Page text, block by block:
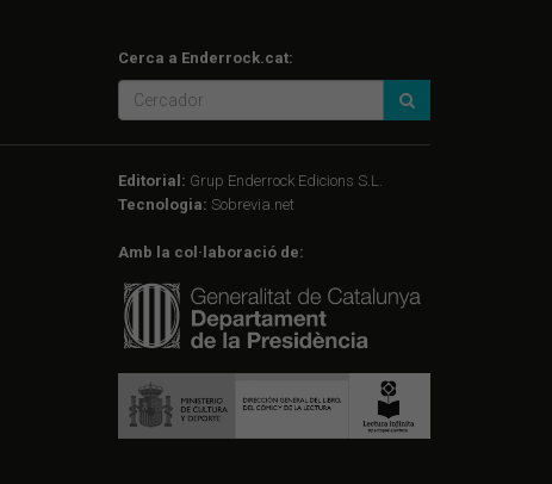
Cerca a Enderrock.cat:
Editorial: Grup Enderrock Edicions S.L.
Tecnologia: Sobrevia.net
Amb la col·laboració de: